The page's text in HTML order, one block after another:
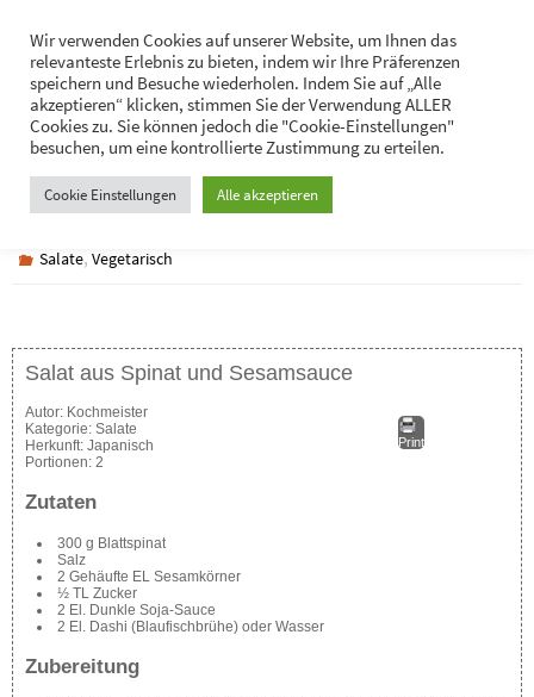
Inhalt
springen
Hans-Jürgen Lukaschik
Persönliches
Salat aus Spinat und Sesamsauce
Salate,Vegetarisch
Salat aus Spinat und Sesamsauce
Print
Autor: Kochmeister
Kategorie: Salate
Herkunft: Japanisch
Portionen: 2
Zutaten
300 g Blattspinat
Salz
2 Gehäufte EL Sesamkörner
½ TL Zucker
2 El. Dunkle Soja-Sauce
2 El. Dashi (Blaufischbrühe) oder Wasser
Zubereitung
Wir verwenden Cookies auf unserer Website, um Ihnen das
relevanteste Erlebnis zu bieten, indem wir Ihre Präferenzen
speichern und Besuche wiederholen. Indem Sie auf „Alle
akzeptieren“ klicken, stimmen Sie der Verwendung ALLER
Cookies zu. Sie können jedoch die "Cookie-Einstellungen"
besuchen, um eine kontrollierte Zustimmung zu erteilen.
Cookie Einstellungen Alle akzeptieren